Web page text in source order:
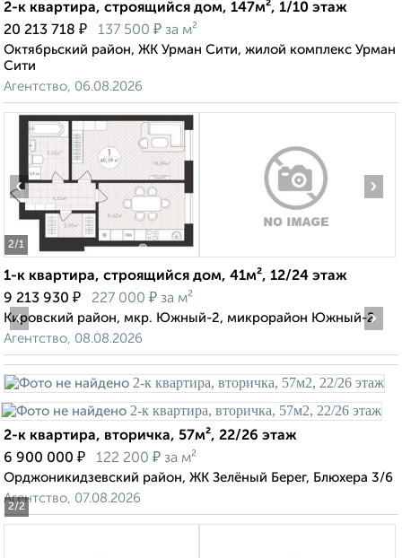
2-к квартира, строящийся дом, 147м², 1/10 этаж
20 213 718 ₽ 137 500 ₽ за м²
Октябрьский район, ЖК Урман Сити, жилой комплекс Урман
Сити
Агентство, 06.08.2026
2/1
‹ ›
1-к квартира, строящийся дом, 41м², 12/24 этаж
9 213 930 ₽ 227 000 ₽ за м²
Кировский район, мкр. Южный-2, микрорайон Южный-2
Агентство, 08.08.2026
2/2
‹ ›
2-к квартира, вторичка, 57м², 22/26 этаж
6 900 000 ₽ 122 200 ₽ за м²
Орджоникидзевский район, ЖК Зелёный Берег, Блюхера 3/6
Агентство, 07.08.2026